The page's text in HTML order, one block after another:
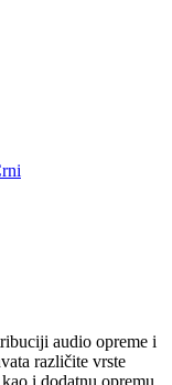
audio opreme i
različite vrste